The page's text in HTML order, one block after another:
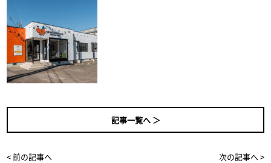
< 前の記事へ
記事一覧へ ＞
次の記事へ >